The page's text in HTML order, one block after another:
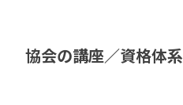
協会の講座／資格体系